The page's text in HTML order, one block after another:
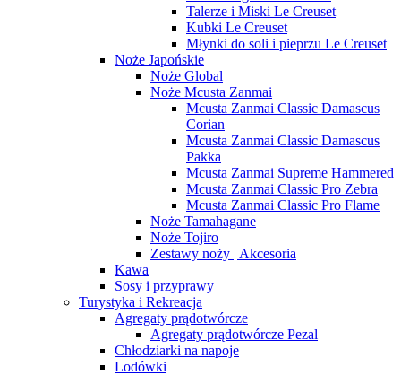
Talerze i Miski Le Creuset
Kubki Le Creuset
Młynki do soli i pieprzu Le Creuset
Noże Japońskie
Noże Global
Noże Mcusta Zanmai
Mcusta Zanmai Classic Damascus
Corian
Mcusta Zanmai Classic Damascus
Pakka
Mcusta Zanmai Supreme Hammered
Mcusta Zanmai Classic Pro Zebra
Mcusta Zanmai Classic Pro Flame
Noże Tamahagane
Noże Tojiro
Zestawy noży | Akcesoria
Kawa
Sosy i przyprawy
Turystyka i Rekreacja
Agregaty prądotwórcze
Agregaty prądotwórcze Pezal
Chłodziarki na napoje
Lodówki